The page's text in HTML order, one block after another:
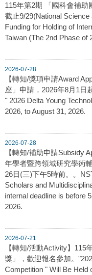
115年第2期 「國科會補
截止9/29(National
Funding for Holding of
Taiwan (The 2nd Phase of
2026-07-28
【轉知/獎項申請Award
座」申請，2026年8月1日
" 2026 Delta Young
2026, to August 31, 2026.
2026-07-28
【轉知/補助申請Subsidy
年學者暨跨領域研究學術
26日(三)下午5時前。。
Scholars and
internal deadline is before
2026.
2026-07-21
【轉知/活動Activity】115
獎」，歡迎報名參加。
Competition " Will Be